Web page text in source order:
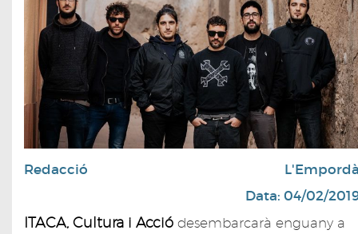
Redacció
Data: 04/02/
ITACA, Cultura i Acció desembarcarà enguany a